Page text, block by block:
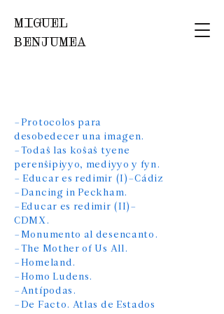
MIGUEL
BENJUMEA
–Protocolos para
desobedecer una imagen.
–Todaŝ las koŝaŝ tyene
perenŝipiyyo, mediyyo y fyn.
​– Educar es redimir (I)–Cádiz
–Dancing in Peckham.
–Educar es redimir (II)–
CDMX.
–Monumento al desencanto.
–The Mother of Us All.
–Homeland.
–Homo Ludens.
–Antípodas.
–De Facto. Atlas de Estados